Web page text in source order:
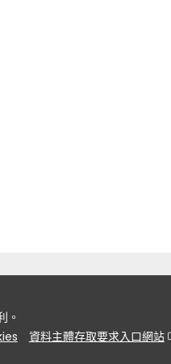
。
資料主體存取要求入口網站